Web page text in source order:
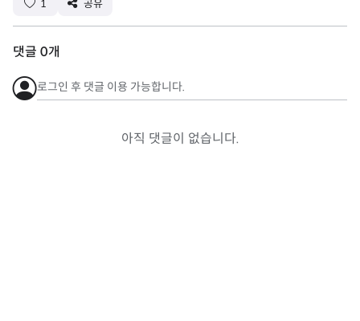
1 공유
댓글 0개
로그인 후 댓글 이용 가능합니다.
아직 댓글이 없습니다.